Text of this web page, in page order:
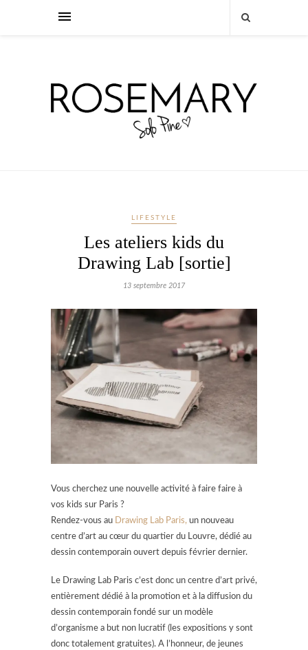
LIFESTYLE
Les ateliers kids du
Drawing Lab [sortie]
13 septembre 2017
Vous cherchez une nouvelle activité à faire faire à
vos kids sur Paris ?
Rendez-vous au Drawing Lab Paris, un nouveau
centre d’art au cœur du quartier du Louvre, dédié au
dessin contemporain ouvert depuis février dernier.
Le Drawing Lab Paris c’est donc un centre d’art privé,
entièrement dédié à la promotion et à la diffusion du
dessin contemporain fondé sur un modèle
d’organisme a but non lucratif (les expositions y sont
donc totalement gratuites). A l’honneur, de jeunes